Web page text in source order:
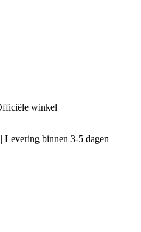
winkel
| Levering binnen 3-5 dagen